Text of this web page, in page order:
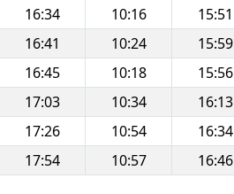
16:34 10:16 15:51
16:41 10:24 15:59
16:45 10:18 15:56
17:03 10:34 16:13
17:26 10:54 16:34
17:54 10:57 16:46